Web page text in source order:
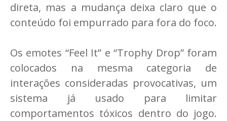
direta, mas a mudança deixa claro que o
conteúdo foi empurrado para fora do foco.
Os emotes “Feel It” e “Trophy Drop” foram
colocados na mesma categoria de
interações consideradas provocativas, um
sistema já usado para limitar
comportamentos tóxicos dentro do jogo.